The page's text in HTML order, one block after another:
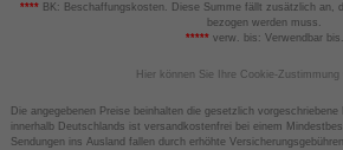
****BK: Beschaffungskosten. Diese Summe fällt zusätzlich an,
bezogen werden muss.
*****verw. bis: Verwendbar bis.
Hier können Sie Ihre Cookie-Zustimmung
Die angegebenen Preise beinhalten die gesetzlich
innerhalb Deutschlands ist versandkostenfrei bei einem
Sendungen ins Ausland fallen durch erhöhte